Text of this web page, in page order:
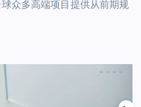
众多高端项目提供从前期规